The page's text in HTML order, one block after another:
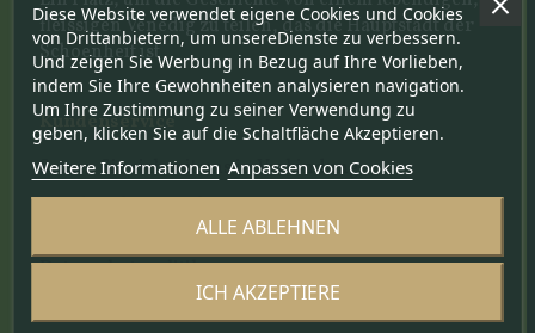
fleissigen Venedig zu teilen, das die Hauptstadt der
Schoenheit ist
Kundenservice
Setzen Sie sich mit uns in Verbindung
Datenschutzpolitik
Newsletter-politik
Diese Website verwendet eigene Cookies und Cookies
von Drittanbietern, um unsereDienste zu verbessern.
Und zeigen Sie Werbung in Bezug auf Ihre Vorlieben,
indem Sie Ihre Gewohnheiten analysieren navigation.
Um Ihre Zustimmung zu seiner Verwendung zu
geben, klicken Sie auf die Schaltfläche Akzeptieren.
Weitere Informationen Anpassen von Cookies
ALLE ABLEHNEN
ICH AKZEPTIERE